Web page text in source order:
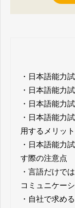
・ 日本語能力
・ 日本語能力
・ 日本語能力
・ 日本語能力
用するメリット
・ 日本語能力
す際の注意点
・ 言語だけで
コミュニケー
・ 自社で求め